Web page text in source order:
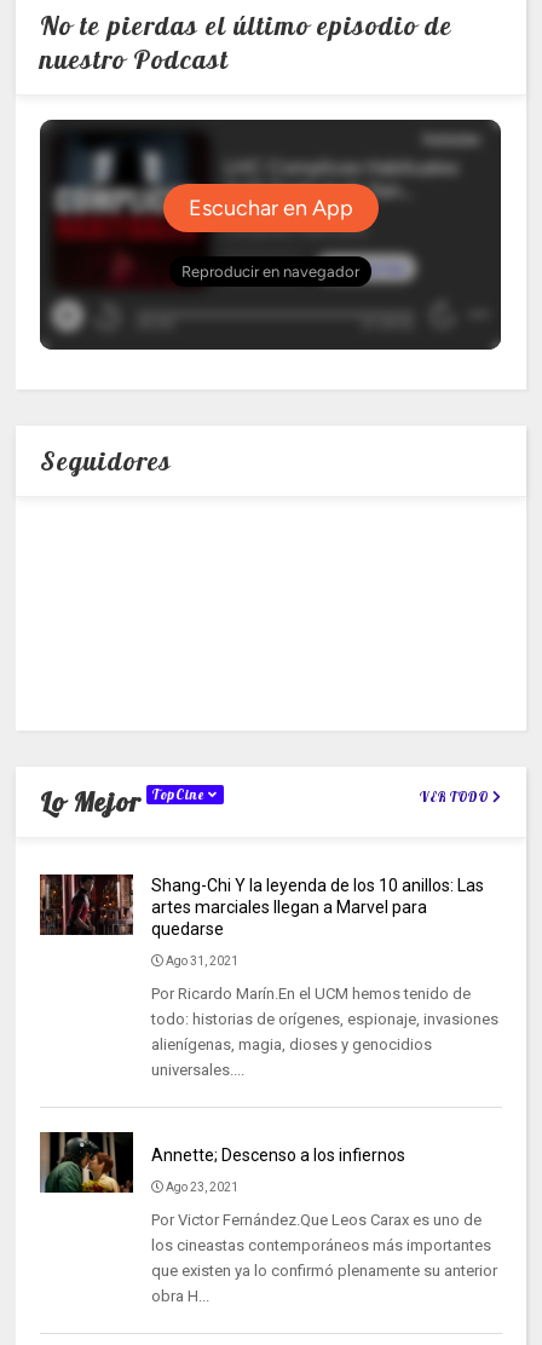
No te pierdas el último episodio de
nuestro Podcast
Seguidores
Lo Mejor TopCine VER TODO
Shang-Chi Y la leyenda de los 10 anillos: Las
artes marciales llegan a Marvel para
quedarse
Ago 31, 2021
Por Ricardo Marín.En el UCM hemos tenido de
todo: historias de orígenes, espionaje, invasiones
alienígenas, magia, dioses y genocidios
universales....
Annette; Descenso a los infiernos
Ago 23, 2021
Por Victor Fernández.Que Leos Carax es uno de
los cineastas contemporáneos más importantes
que existen ya lo confirmó plenamente su anterior
obra H...